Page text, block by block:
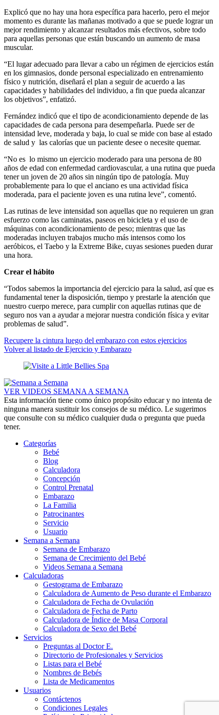
Explicó que no hay una hora específica para hacerlo, pero el mejor
momento es durante las mañanas motivado a que se puede lograr un
mejor rendimiento y alcanzar resultados más efectivos, sobre todo
para aquellas personas que están buscando un aumento de masa
muscular.
“El lugar adecuado para llevar a cabo un régimen de ejercicios están
en los gimnasios, donde personal especializado en entrenamiento
físico y nutrición, diseñará el plan a seguir de acuerdo a las
capacidades y habilidades del individuo, a fin que pueda alcanzar
los objetivos”, enfatizó.
Fernández indicó que el tipo de acondicionamiento depende de las
capacidades de cada persona para desempeñarla. Puede ser de
intensidad leve, moderada y baja, lo cual se mide con base al estado
de salud y las calorías que un paciente desee o necesite quemar.
“No es lo mismo un ejercicio moderado para una persona de 80
años de edad con enfermedad cardiovascular, a una rutina que pueda
tener un joven de 20 años sin ningún tipo de patología. Muy
probablemente para lo que el anciano es una actividad física
moderada, para el paciente joven es una rutina leve”, comentó.
Las rutinas de leve intensidad son aquellas que no requieren un gran
esfuerzo como las caminatas, paseos en bicicleta y el uso de
máquinas con acondicionamiento de peso; mientras que las
moderadas incluyen trabajos mucho más intensos como los
aeróbicos, el Taebo y la Extreme Bike, cuyas sesiones pueden durar
una hora.
Crear el hábito
“Todos sabemos la importancia del ejercicio para la salud, así que es
fundamental tener la disposición, tiempo y prestarle la atención que
nuestro cuerpo merece, para cumplir con aquellas rutinas que de
seguro nos van a ayudar a mejorar nuestra condición física y evitar
problemas de salud”.
Recupere la cintura luego del embarazo con estos ejercicios
Volver al listado de Ejercicio y Embarazo
VER VIDEOS SEMANA A SEMANA
Esta información tiene como único propósito educar y no intenta de
ninguna manera sustituir los consejos de su médico. Le sugerimos
que consulte con su médico cualquier duda o pregunta que pueda
tener.
Categorías
Bebé
Blog
Calculadora
Concepción
Control Prenatal
Embarazo
La Familia
Patrocinantes
Servicio
Usuario
Semana a Semana
Semana de Embarazo
Semana de Crecimiento del Bebé
Videos Semana a Semana
Calculadoras
Gestograma de Embarazo
Calculadora de Aumento de Peso durante el Embarazo
Calculadora de Fecha de Ovulación
Calculadora de Fecha de Parto
Calculadora de Índice de Masa Corporal
Calculadora de Sexo del Bebé
Servicios
Preguntas al Doctor E.
Directorio de Profesionales y Servicios
Listas para el Bebé
Nombres de Bebés
Lista de Medicamentos
Usuarios
Contáctenos
Condiciones Legales